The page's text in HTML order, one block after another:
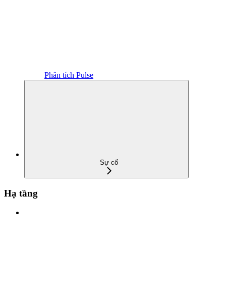
Phân tích Pulse
Sự cố
Hạ tầng